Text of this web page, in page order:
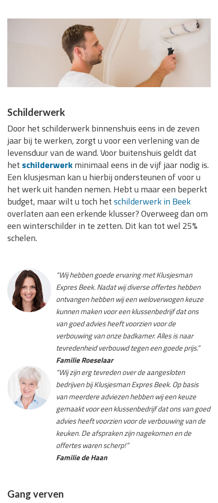
Schilderwerk
Door het schilderwerk binnenshuis eens in de zeven
jaar bij te werken, zorgt u voor een verlening van de
levensduur van de wand. Voor buitenshuis geldt dat
het schilderwerkminimaal eens in de vijf jaar nodig is.
Een klusjesman kan u hierbij ondersteunen of voor u
het werk uit handen nemen. Hebt u maar een beperkt
budget, maar wilt u toch hetschilderwerk in Beek
overlaten aan een erkende klusser? Overweeg dan om
een winterschilder in te zetten. Dit kan tot wel 25%
schelen.
“Wij hebben goede ervaring met Klusjesman
Expres Beek. Nadat wij diverse offertes hebben
ontvangen hebben wij een weloverwogen keuze
kunnen maken voor een klussenbedrijf dat ons
van goed advies heeft voorzien voor de
verbouwing van onze badkamer. Alles is naar
tevredenheid verbouwd tegen een goede prijs.”
Familie Roeselaar
“Wij zijn erg tevreden over de aangesloten
bedrijven bij Klusjesman Expres Beek. Op basis
van meerdere adviezen hebben wij een keuze
gemaakt voor een klussenbedrijf dat ons van goed
advies heeft voorzien voor de verbouwing van de
keuken. De afspraken zijn nagekomen en de
offertes waren scherp!”
Familie de Haan
Gang verven